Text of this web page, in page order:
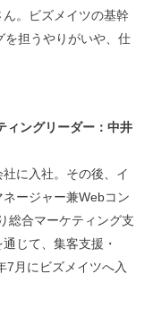
。ビズメイツの基幹
を担うやりがいや、仕
ィングリーダー：中井
に入社。その後、イ
ージャー兼Webコン
総合マーケティング支
じて、集客支援・
7月にビズメイツへ入